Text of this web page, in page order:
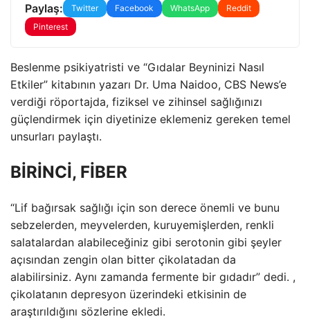
Paylaş: Twitter Facebook WhatsApp
Reddit
Pinterest
Beslenme psikiyatristi ve “Gıdalar Beyninizi Nasıl
Etkiler” kitabının yazarı Dr. Uma Naidoo, CBS News’e
verdiği röportajda, fiziksel ve zihinsel sağlığınızı
güçlendirmek için diyetinize eklemeniz gereken temel
unsurları paylaştı.
BİRİNCİ, FİBER
“Lif bağırsak sağlığı için son derece önemli ve bunu
sebzelerden, meyvelerden, kuruyemişlerden, renkli
salatalardan alabileceğiniz gibi serotonin gibi şeyler
açısından zengin olan bitter çikolatadan da
alabilirsiniz. Aynı zamanda fermente bir gıdadır” dedi. ,
çikolatanın depresyon üzerindeki etkisinin de
araştırıldığını sözlerine ekledi.